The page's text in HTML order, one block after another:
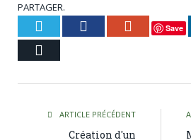
PARTAGER.
Twitter Facebook Google+
Save
ARTICLE PRÉCÉDENT
Création d'un